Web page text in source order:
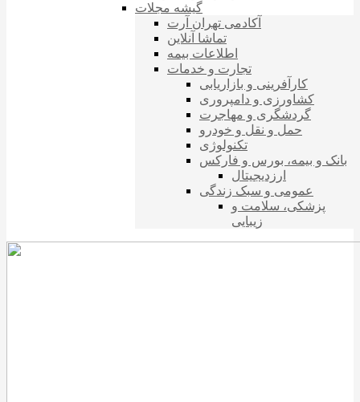
گیشه مجلات
آکادمی تهران آرت
تماشا آنلاین
اطلاعات بیمه
تجارت و خدمات
کارآفرینی و بازاریابی
کشاورزی و دامپروری
گردشگری و مهاجرت
حمل و نقل و خودرو
تکنولوژی
بانک و بیمه، بورس و فارکس
ارزدیجیتال
عمومی و سبک زندگی
پزشکی، سلامت و
زیبایی